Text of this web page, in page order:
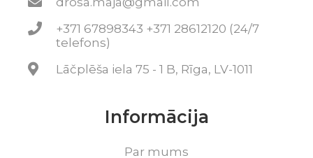
+371 67898343 +371 28612120 (24/7
telefons)
Lāčplēša iela 75 - 1 B, Rīga, LV-1011
Informācija
Par mums